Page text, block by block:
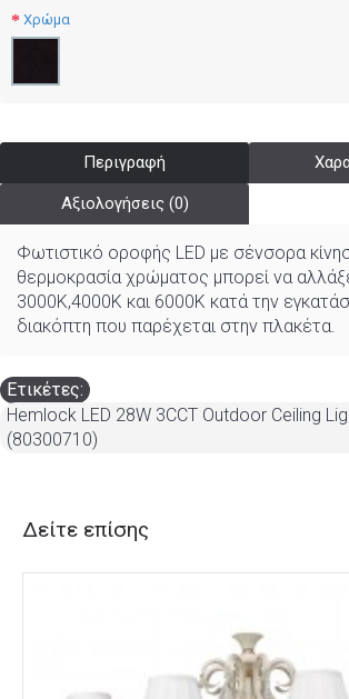
Χρώμα
Περιγραφή
Αξιολογήσεις (0)
Φωτιστικό οροφής LED με σένσορα
θερμοκρασία χρώματος μπορεί να
3000K,4000Κ και 6000K κατά την
διακόπτη που παρέχεται στην πλακέτα.
Ετικέτες:
Hemlock LED 28W 3CCT Outdoor Ceiling
(80300710)
Δείτε επίσης